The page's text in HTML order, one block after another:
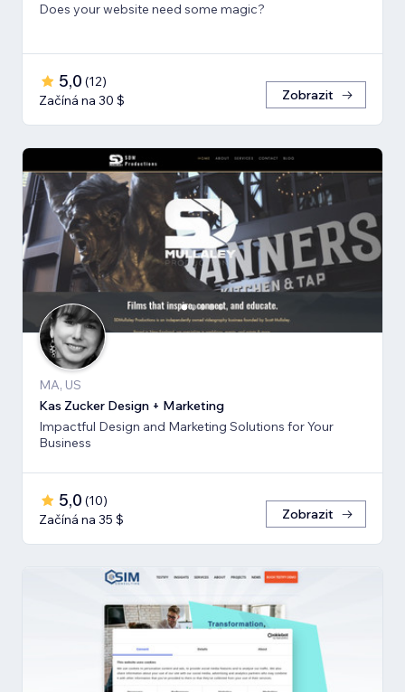
Does your website need some magic?
5,0 (12)
Začíná na 30 $
Zobrazit
MA, US
Kas Zucker Design + Marketing
Impactful Design and Marketing Solutions for Your
Business
5,0 (10)
Začíná na 35 $
Zobrazit